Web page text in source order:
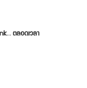
ตลอดเวลา